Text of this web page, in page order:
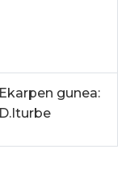
Ekarpen gunea:
D.Iturbe